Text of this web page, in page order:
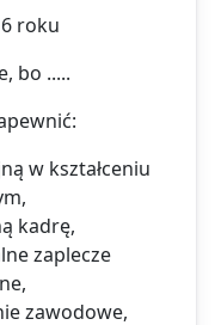
roku
bo .....
w kształceniu
kadrę,
zaplecze
zawodowe,